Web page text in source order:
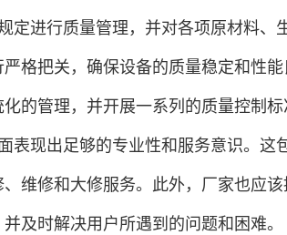
定进行质量管理，并对各项原材料、
格把关，确保设备的质量稳定和性
的管理，并开展一系列的质量控制
表现出足够的专业性和服务意识。这
维修和大修服务。此外，厂家也应
及时解决用户所遇到的问题和困难。